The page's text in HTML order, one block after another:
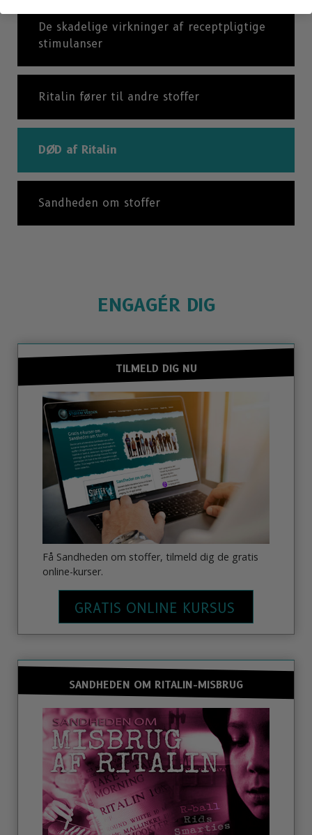
De skadelige virkninger af receptpligtige
stimulanser
Ritalin fører til andre stoffer
DØD af Ritalin
Sandheden om stoffer
ENGAGÉR DIG
TILMELD DIG NU
Få Sandheden om stoffer, tilmeld dig de gratis
online-kurser.
GRATIS ONLINE KURSUS
SANDHEDEN OM RITALIN-MISBRUG